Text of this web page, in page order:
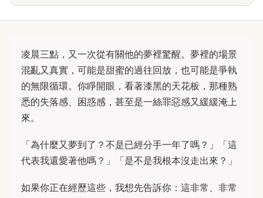
凌晨三點，又一次從有關他的夢裡驚醒。夢裡的場景
混亂又真實，可能是甜蜜的過往回放，也可能是爭執
的無限循環。你睜開眼，看著漆黑的天花板，那種熟
悉的失落感、困惑感，甚至是一絲罪惡感又緩緩淹上
來。
「為什麼又夢到了？不是已經分手一年了嗎？」「這
代表我還愛著他嗎？」「是不是我根本沒走出來？」
如果你正在經歷這些，我想先告訴你：這非常、非常